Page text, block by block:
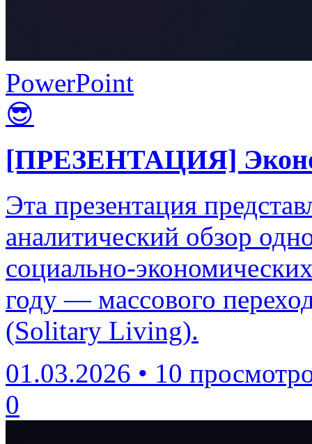
PowerPoint
😎
[ПРЕЗЕНТАЦИЯ]
Эта презентация
аналитический обзор
социально-
году — массового
(Solitary Living).
01.03.2026 • 10
0